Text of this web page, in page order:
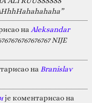
на Aleksandar
NIJE
на Branislav
је коментарисао на